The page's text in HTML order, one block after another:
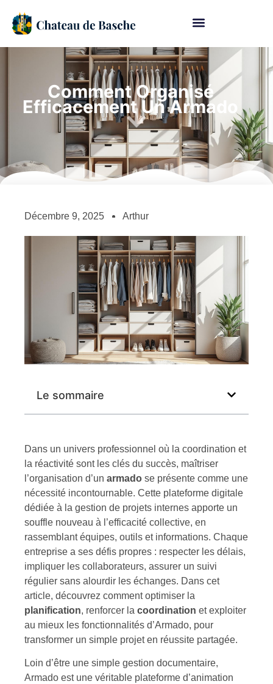
Comment Organisé
Efficacement Un Armado
Décembre 9, 2025 Arthur
Le sommaire
Dans un univers professionnel où la coordination et
la réactivité sont les clés du succès, maîtriser
l’organisation d’un armado se présente comme une
nécessité incontournable. Cette plateforme digitale
dédiée à la gestion de projets internes apporte un
souffle nouveau à l’efficacité collective, en
rassemblant équipes, outils et informations. Chaque
entreprise a ses défis propres : respecter les délais,
impliquer les collaborateurs, assurer un suivi
régulier sans alourdir les échanges. Dans cet
article, découvrez comment optimiser la
planification, renforcer la coordination et exploiter
au mieux les fonctionnalités d’Armado, pour
transformer un simple projet en réussite partagée.
Loin d’être une simple gestion documentaire,
Armado est une véritable plateforme d’animation